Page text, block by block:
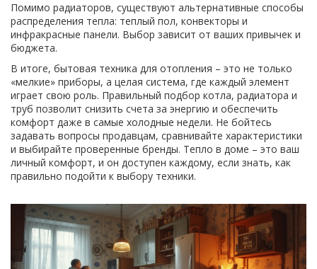
Помимо радиаторов, существуют альтернативные способы
распределения тепла: теплый пол, конвекторы и
инфракрасные панели. Выбор зависит от ваших привычек и
бюджета.
В итоге, бытовая техника для отопления – это не только
«мелкие» приборы, а целая система, где каждый элемент
играет свою роль. Правильный подбор котла, радиатора и
труб позволит снизить счета за энергию и обеспечить
комфорт даже в самые холодные недели. Не бойтесь
задавать вопросы продавцам, сравнивайте характеристики
и выбирайте проверенные бренды. Тепло в доме – это ваш
личный комфорт, и он доступен каждому, если знать, как
правильно подойти к выбору техники.